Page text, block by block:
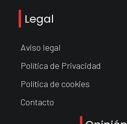
Legal
Aviso legal
Política de Privacidad
Política de cookies
Contacto